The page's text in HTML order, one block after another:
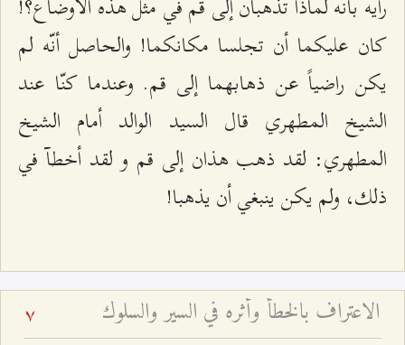
كان عليكما أن تجلسا مكانكما! والحاصل أنّه لم
يكن راضياً عن ذهابهما إلى قم. وعندما كنّا عند
الشيخ المطهري قال السيد الوالد أمام الشيخ
المطهري: لقد ذهب هذان إلى قم و لقد أخطآ في
ذلك، ولم يكن ينبغي أن يذهبا!
الاعتراف بالخطأ وأثره في السير والسلوك 7